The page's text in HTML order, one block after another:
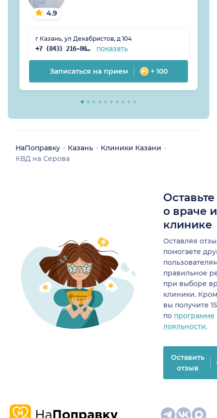
4.9
г Казань, ул Декабристов, д 104
+7 (843) 216-80-23 показать
Записаться на прием + 100
НаПоправку Казань
Клиники Казани
КВД на Серова
о враче
клинике
Оставляя
помогаете
правильное
при выборе
клиники.
вы получите
по программе
лояльности.
Оставить
отзыв